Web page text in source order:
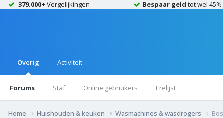
379.000+ Vergelijkingen Bespaar geld tot wel 45%
Overig
Forums Staf Online gebruikers Erelijst
Activiteit
Home Huishouden & keuken Wasmachines & wasdrogers